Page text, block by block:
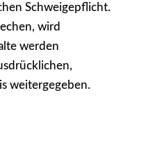
Schweigepflicht.
wird
werden
weitergegeben.